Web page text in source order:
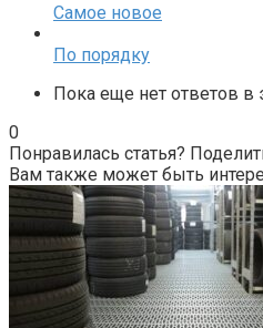
Самое новое
По порядку
Пока еще нет ответов в
0
Понравилась статья?
Вам также может быть